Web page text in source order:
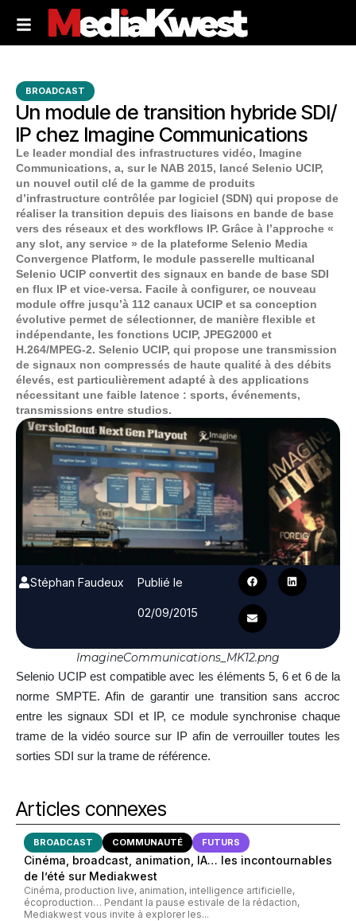
BROADCAST
Un module de transition hybride SDI/
IP chez Imagine Communications
Le leader mondial des infrastructures vidéo, Imagine
Communications, a, sur le NAB 2015, lancé Selenio UCIP,
un nouvel outil clé de la gamme de produits
d’infrastructure contrôlée par logiciel (SDN) qui propose de
réaliser la transition depuis des liaisons en bande de base
vers des réseaux et des workflows IP. Grâce à l’approche «
any slot, any service » de la plateforme Selenio Media
Convergence Platform, le module passerelle multicanal
Selenio UCIP convertit des signaux en bande de base SDI
en flux IP et vice-versa. Facile à configurer, ce nouveau
module offre jusqu’à 112 canaux UCIP et sa conception
évolutive permet de sélectionner, de manière flexible et
indépendante, les fonctions UCIP, JPEG2000 et
H.264/MPEG-2. Selenio UCIP, qui propose une transmission
de signaux non compressés de haute qualité à des débits
élevés, est particulièrement adapté à des applications
nécessitant une faible latence : sports, événements,
transmissions entre studios.
Stéphan Faudeux
Publié le
02/09/2015
ImagineCommunications_MK12.png
Selenio UCIP est compatible avec les éléments 5, 6 et 6 de la
norme SMPTE. Afin de garantir une transition sans accroc
entre les signaux SDI et IP, ce module synchronise chaque
trame de la vidéo source sur IP afin de verrouiller toutes les
sorties SDI sur la trame de référence.
Articles connexes
BROADCAST COMMUNAUTÉ FUTURS
Cinéma, broadcast, animation, IA… les incontournables
de l’été sur Mediakwest
Cinéma, production live, animation, intelligence artificielle,
écoproduction… Pendant la pause estivale de la rédaction,
Mediakwest vous invite à explorer les...